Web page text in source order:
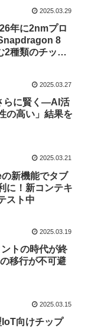
2025.03.29
年に2nmプロ
8
2種類のチップ
2025.03.27
らに賢く—AI活
の高い」結果を
2025.03.21
新機能でタブ
に！新コンテキ
スト中
2025.03.19
トの時代が終
移行が不可避
2025.03.15
向けチップ